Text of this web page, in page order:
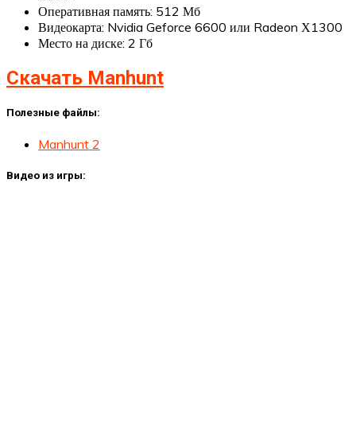
Оперативная память: 512 Мб
Видеокарта: Nvidia Geforce 6600 или Radeon Х1300
Место на диске: 2 Гб
Скачать Manhunt
Полезные файлы:
Manhunt 2
Видео из игры: